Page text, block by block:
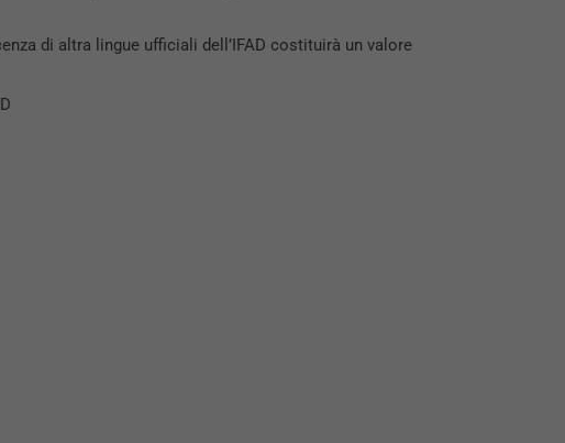
di altra lingue ufficiali dell’IFAD costituirà un valore